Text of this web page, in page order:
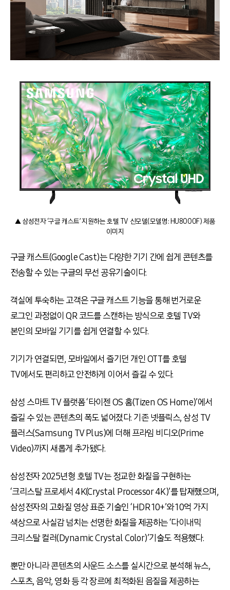
▲ 삼성전자 ‘구글 캐스트’ 지원하는 호텔 TV 신모델(모델명: HU8000F) 제품
이미지
구글 캐스트(Google Cast)는 다양한 기기 간에 쉽게 콘텐츠를
전송할 수 있는 구글의 무선 공유기술이다.
객실에 투숙하는 고객은 구글 캐스트 기능을 통해 번거로운
로그인 과정없이 QR 코드를 스캔하는 방식으로 호텔 TV와
본인의 모바일 기기를 쉽게 연결할 수 있다.
기기가 연결되면, 모바일에서 즐기던 개인 OTT를 호텔
TV에서도 편리하고 안전하게 이어서 즐길 수 있다.
삼성 스마트 TV 플랫폼 ‘타이젠 OS 홈(Tizen OS Home)’에서
즐길 수 있는 콘텐츠의 폭도 넓어졌다. 기존 넷플릭스, 삼성 TV
플러스(Samsung TV Plus)에 더해 프라임 비디오(Prime
Video)까지 새롭게 추가됐다.
삼성전자 2025년형 호텔 TV는 정교한 화질을 구현하는
‘크리스탈 프로세서 4K(Crystal Processor 4K)’를 탑재했으며,
삼성전자의 고화질 영상 표준 기술인 ‘HDR 10+’와 10억 가지
색상으로 사실감 넘치는 선명한 화질을 제공하는 ‘다이내믹
크리스탈 컬러(Dynamic Crystal Color)’기술도 적용했다.
뿐만 아니라 콘텐츠의 사운드 소스를 실시간으로 분석해 뉴스,
스포츠, 음악, 영화 등 각 장르에 최적화된 음질을 제공하는